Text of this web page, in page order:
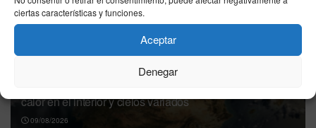
ciertas características y funciones.
Aceptar
Denegar
calor en el interior y cielos variados
09/08/2026